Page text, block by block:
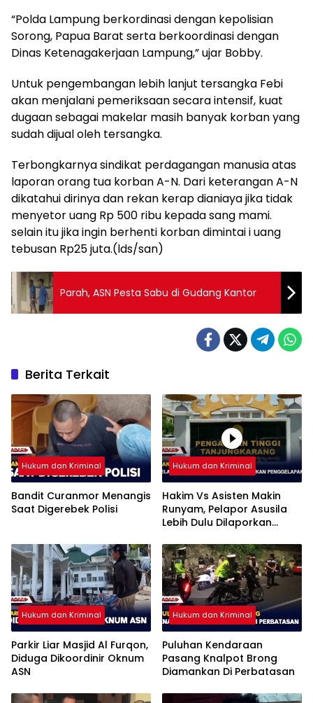
“Polda Lampung berkordinasi dengan kepolisian
Sorong, Papua Barat serta berkoordinasi dengan
Dinas Ketenagakerjaan Lampung,” ujar Bobby.
Untuk pengembangan lebih lanjut tersangka Febi
akan menjalani pemeriksaan secara intensif, kuat
dugaan sebagai makelar masih banyak korban yang
sudah dijual oleh tersangka.
Terbongkarnya sindikat perdagangan manusia atas
laporan orang tua korban A-N. Dari keterangan A-N
dikatahui dirinya dan rekan kerap dianiaya jika tidak
menyetor uang Rp 500 ribu kepada sang mami.
selain itu jika ingin berhenti korban dimintai i uang
tebusan Rp25 juta.(lds/san)
Parah, ASN Pesta Sabu di Gudang Kantor
Berita Terkait
Hukum dan Kriminal
Bandit Curanmor Menangis
Saat Digerebek Polisi
Hukum dan Kriminal
Hakim Vs Asisten Makin
Runyam, Pelapor Asusila
Lebih Dulu Dilaporkan
Hukum dan Kriminal
Parkir Liar Masjid Al Furqon,
Diduga Dikoordinir Oknum
ASN
Hukum dan Kriminal
Puluhan Kendaraan
Pasang Knalpot Brong
Diamankan Di Perbatasan